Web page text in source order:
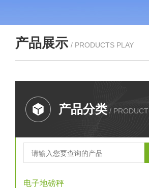
产品展示 / PRODUCTS PLAY
产品分类 / PRODUCT
电子地磅秤